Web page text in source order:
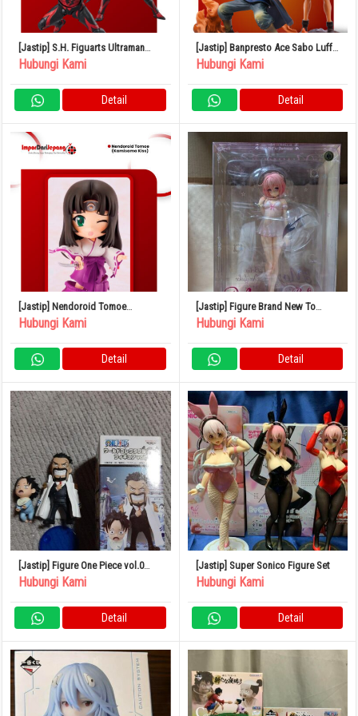
[Jastip] S.H. Figuarts Ultraman
Belial (Darkness Heels Ver.)
Hubungi Kami
Detail
[Jastip] Banpresto Ace Sabo Luffy
Brotherhood
Hubungi Kami
Detail
[Jastip] Nendoroid Tomoe
(Kamisama Kiss)
Hubungi Kami
Detail
[Jastip] Figure Brand New To
Love-Ru Darkness Momo Baby Doll
Hubungi Kami
Detail
[Jastip] Figure One Piece vol.0
Garp Ace World Collectible Ruru
Hubungi Kami
Detail
[Jastip] Super Sonico Figure Set
Hubungi Kami
Detail